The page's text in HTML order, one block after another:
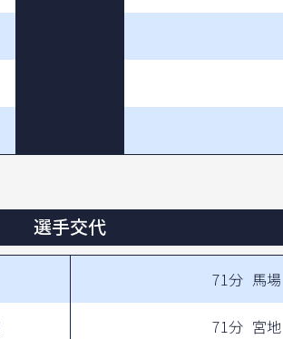
選手交代
71分 馬
71分 宮